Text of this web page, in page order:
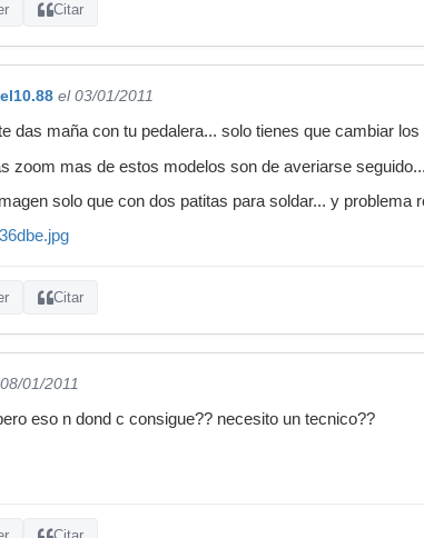
Citar
el 03/01/2011
das maña con tu pedalera... solo tienes que cambiar
zoom mas de estos modelos son de averiarse
solo que con dos patitas para soldar... y problema
Citar
01/2011
eso n dond c consigue?? necesito un tecnico??